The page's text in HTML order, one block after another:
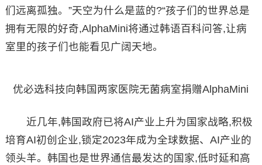
们远离孤独。”天空为什么是蓝的?“孩子们的世界总是
拥有无限的好奇,AlphaMini将通过韩语百科问答,让病
室里的孩子们也能看见广阔天地。
优必选科技向韩国两家医院无菌病室捐赠AlphaMini
近几年,韩国政府已将AI产业上升为国家战略,积极
培育AI初创企业,锁定2023年成为全球数据、AI产业的
领头羊。韩国也是世界通信最发达的国家,低时延和高